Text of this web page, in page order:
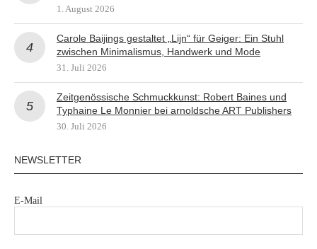
1. August 2026
Carole Baijings gestaltet „Lijn“ für Geiger: Ein Stuhl
zwischen Minimalismus, Handwerk und Mode
31. Juli 2026
Zeitgenössische Schmuckkunst: Robert Baines und
Typhaine Le Monnier bei arnoldsche ART Publishers
30. Juli 2026
NEWSLETTER
E-Mail